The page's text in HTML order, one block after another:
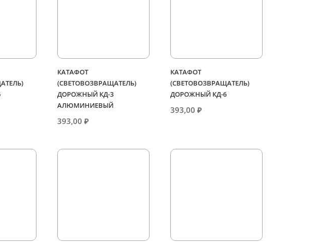
КАТАФОТ
(СВЕТОВОЗВРАЩАТЕЛЬ)
ДОРОЖНЫЙ КД-3
АЛЮМИНИЕВЫЙ
393,00 ₽
КАТАФОТ
(СВЕТОВОЗВРАЩАТЕЛЬ)
ДОРОЖНЫЙ КД-6
393,00 ₽